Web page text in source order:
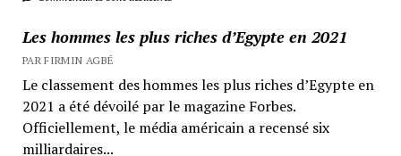
Les hommes les plus riches d’Egypte en 2021
PAR FIRMIN AGBÉ
Le classement des hommes les plus riches d’Egypte en
2021 a été dévoilé par le magazine Forbes.
Officiellement, le média américain a recensé six
milliardaires...